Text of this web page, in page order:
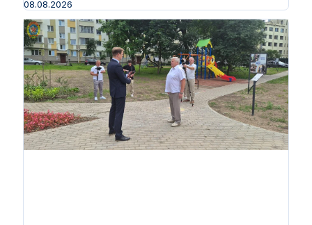
08.08.2026